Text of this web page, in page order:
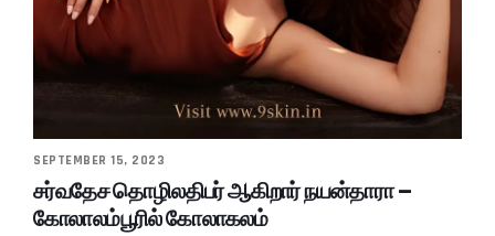
SEPTEMBER 15, 2023
சர்வதேச தொழிலதிபர் ஆகிறார் நயன்தாரா –
கோலாலம்பூரில் கோலாகலம்